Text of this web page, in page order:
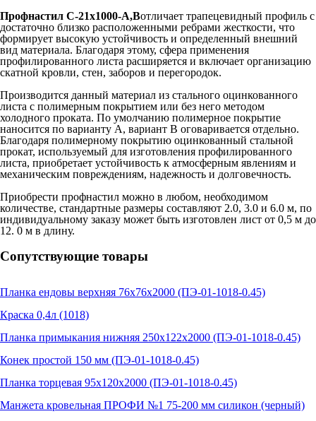
Профнастил С-21х1000-A,Bотличает трапецевидный профиль с
достаточно близко расположенными ребрами жесткости, что
формирует высокую устойчивость и определенный внешний
вид материала. Благодаря этому, сфера применения
профилированного листа расширяется и включает организацию
скатной кровли, стен, заборов и перегородок.
Производится данный материал из стального оцинкованного
листа с полимерным покрытием или без него методом
холодного проката. По умолчанию полимерное покрытие
наносится по варианту А, вариант В оговаривается отдельно.
Благодаря полимерному покрытию оцинкованный стальной
прокат, используемый для изготовления профилированного
листа, приобретает устойчивость к атмосферным явлениям и
механическим повреждениям, надежность и долговечность.
Приобрести профнастил можно в любом, необходимом
количестве, стандартные размеры составляют 2.0, 3.0 и 6.0 м, по
индивидуальному заказу может быть изготовлен лист от 0,5 м до
12. 0 м в длину.
Сопутствующие товары
Планка ендовы верхняя 76х76х2000 (ПЭ-01-1018-0.45)
Краска 0,4л (1018)
Планка примыкания нижняя 250х122х2000 (ПЭ-01-1018-0.45)
Конек простой 150 мм (ПЭ-01-1018-0.45)
Планка торцевая 95х120х2000 (ПЭ-01-1018-0.45)
Манжета кровельная ПРОФИ №1 75-200 мм силикон (черный)